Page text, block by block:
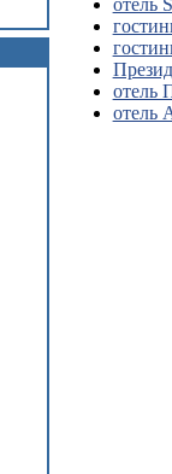
отель
отель
отель